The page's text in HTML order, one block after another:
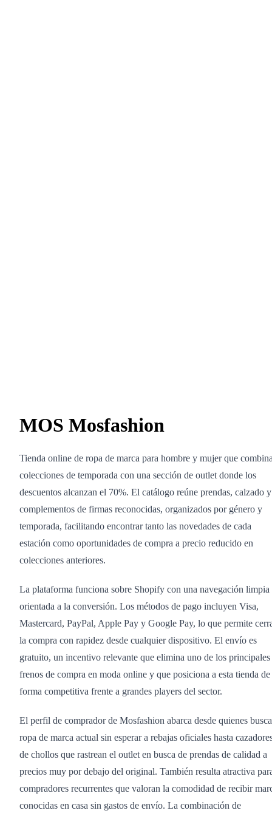
MOS Mosfashion
Tienda online de ropa de marca para hombre y mujer que
colecciones de temporada con una sección de outlet donde los
descuentos alcanzan el 70%. El catálogo reúne prendas, calzado y
complementos de firmas reconocidas, organizados por género y
temporada, facilitando encontrar tanto las novedades de cada
estación como oportunidades de compra a precio reducido en
colecciones anteriores.
La plataforma funciona sobre Shopify con una navegación limpia
orientada a la conversión. Los métodos de pago incluyen Visa,
Mastercard, PayPal, Apple Pay y Google Pay, lo que permite
la compra con rapidez desde cualquier dispositivo. El envío es
gratuito, un incentivo relevante que elimina uno de los principales
frenos de compra en moda online y que posiciona a esta tienda de
forma competitiva frente a grandes players del sector.
El perfil de comprador de Mosfashion abarca desde quienes
ropa de marca actual sin esperar a rebajas oficiales hasta
de chollos que rastrean el outlet en busca de prendas de calidad a
precios muy por debajo del original. También resulta atractiva
compradores recurrentes que valoran la comodidad de recibir
conocidas en casa sin gastos de envío. La combinación de